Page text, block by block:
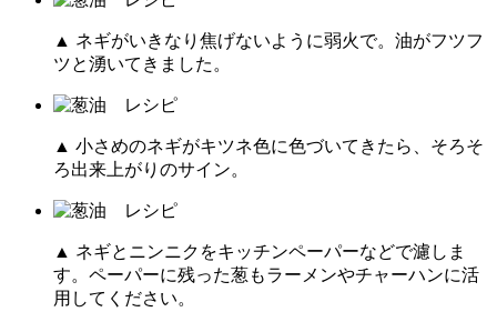
▲ ネギがいきなり焦げないように弱火で。油がフツフ
ツと湧いてきました。
▲ 小さめのネギがキツネ色に色づいてきたら、そろそ
ろ出来上がりのサイン。
▲ ネギとニンニクをキッチンペーパーなどで濾しま
す。ペーパーに残った葱もラーメンやチャーハンに活
用してください。